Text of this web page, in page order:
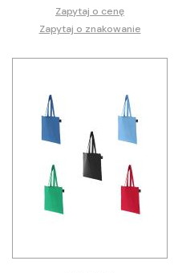
Zapytaj o cenę
Zapytaj o znakowanie